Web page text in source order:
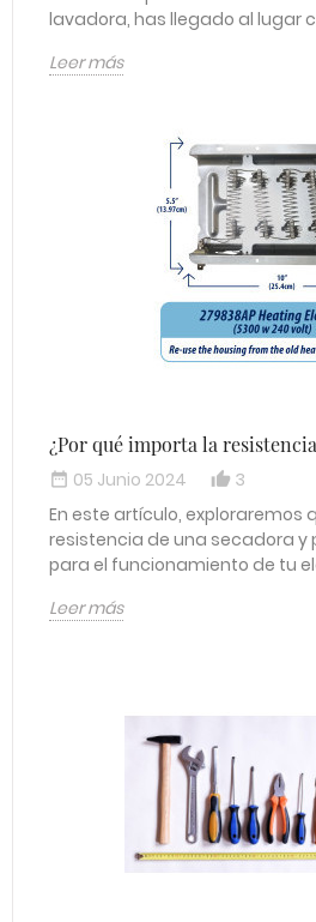
lavadora, has llegado al lugar
Leer más
¿Por qué importa la
date_range 05 Junio 2024 thumb_up_alt
3
En este artículo, exploraremos
resistencia de una secadora y
para el funcionamiento de tu
Leer más